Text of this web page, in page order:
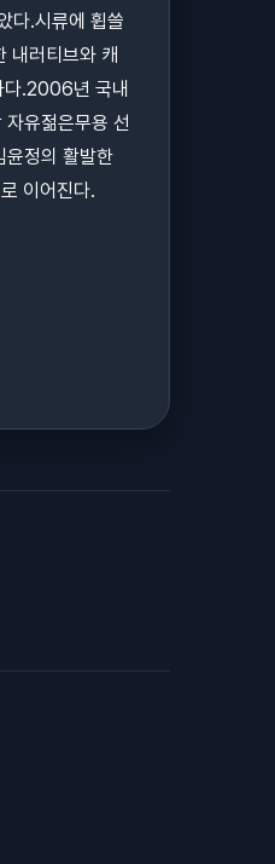
다.시류에 휩쓸
내러티브와 캐
다.2006년 국내
유젊은무용 선
윤정의 활발한
이어진다.